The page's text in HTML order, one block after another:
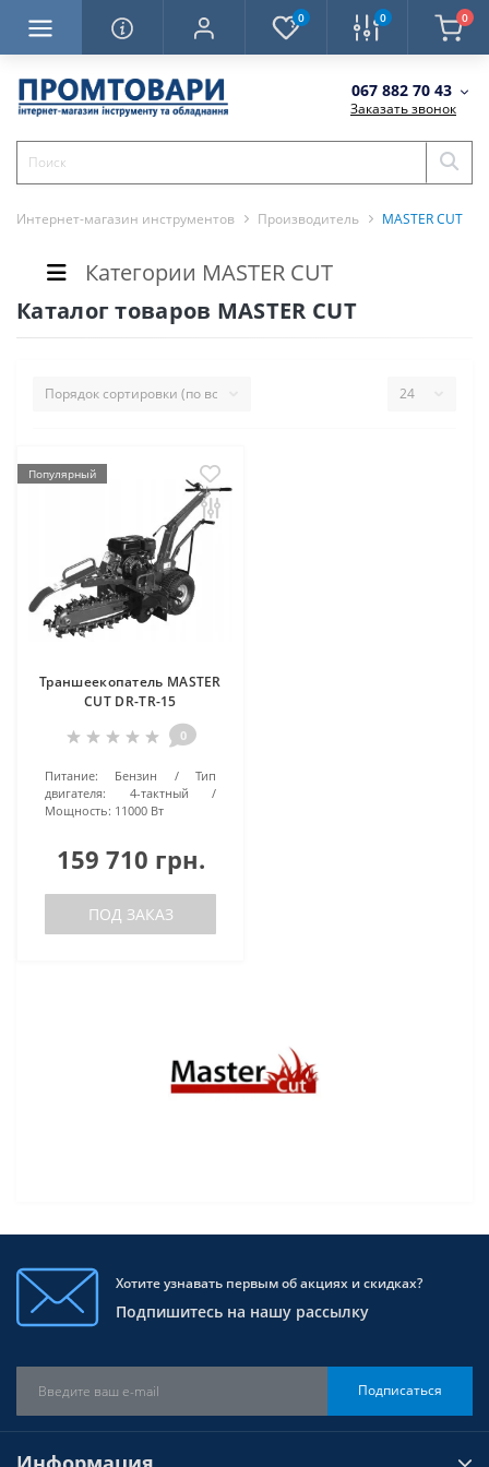
0 0 0
067 882 70 43
Заказать звонок
Интернет-магазин инструментов Производитель MASTER CUT
Категории MASTER CUT
Каталог товаров MASTER CUT
Популярный
Траншеекопатель MASTER
CUT DR-TR-15
0
Питание: Бензин
Тип
двигателя:
4-тактный
Мощность: 11000 Вт
159 710 грн.
ПОД ЗАКАЗ
Хотите узнавать первым об акциях и скидках?
Подпишитесь на нашу рассылку
Подписаться